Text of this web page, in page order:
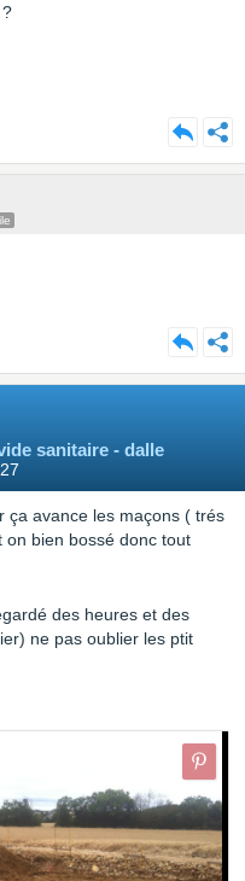
sanitaire - dalle
ça avance les maçons ( trés
bien bossé donc tout
des heures et des
ne pas oublier les ptit